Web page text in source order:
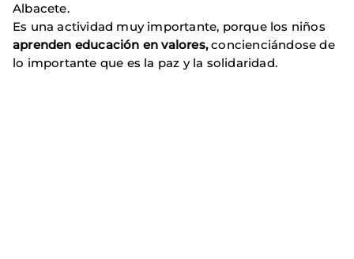
Albacete.
Es una actividad muy importante, porque los niños
aprenden educación en valores,concienciándose de
lo importante que es la paz y la solidaridad.